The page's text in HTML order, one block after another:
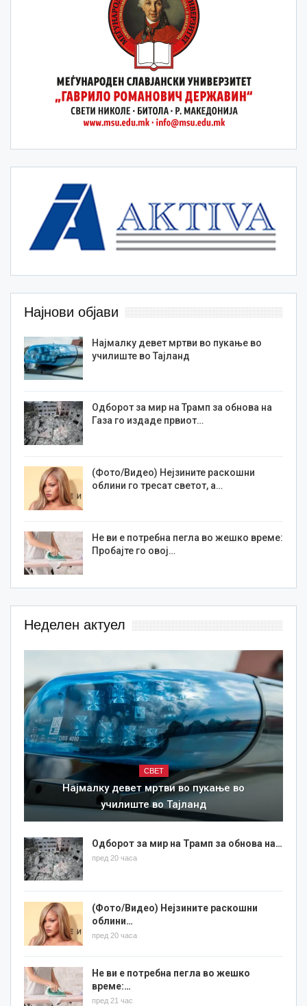
Најнови објави
Најмалку девет мртви во пукање во
училиште во Тајланд
Одборот за мир на Трамп за обнова на
Газа го издаде првиот…
(Фото/Видео) Нејзините раскошни
облини го тресат светот, а…
Не ви е потребна пегла во жешко време:
Пробајте го овој…
Неделен актуел
СВЕТ
Најмалку девет мртви во пукање во
училиште во Тајланд
Одборот за мир на Трамп за обнова на…
пред 20 часа
(Фото/Видео) Нејзините раскошни
облини…
пред 20 часа
Не ви е потребна пегла во жешко
време:…
пред 21 час